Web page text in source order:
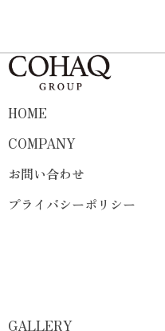
HOME
COMPANY
お問い合わせ
プライバシーポリシー
GALLERY